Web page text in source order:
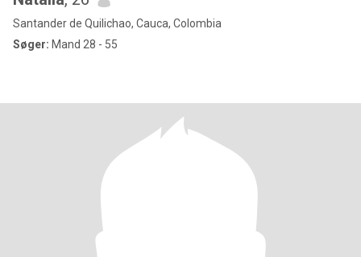
Santander de Quilichao, Cauca, Colombia
Søger: Mand 28 - 55